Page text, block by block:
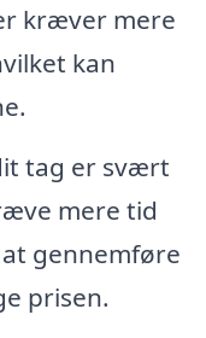
kræver mere
kan
tag er svært
mere tid
gennemføre
prisen.